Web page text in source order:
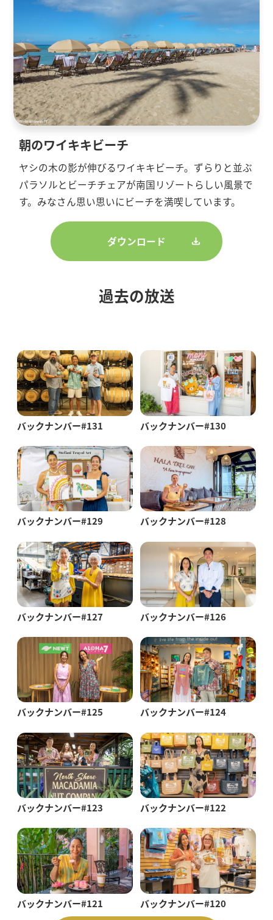
朝のワイキキビーチ
ヤシの木の影が伸びるワイキキビーチ。ずらりと並ぶ
パラソルとビーチチェアが南国リゾートらしい風景で
す。みなさん思い思いにビーチを満喫しています。
ダウンロード
過去の放送
バックナンバー#131 バックナンバー#130
バックナンバー#129 バックナンバー#128
バックナンバー#127 バックナンバー#126
バックナンバー#125 バックナンバー#124
バックナンバー#123 バックナンバー#122
バックナンバー#121 バックナンバー#120